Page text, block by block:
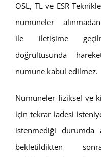
OSL, TL ve ESR
numuneler
ile iletişime
doğrultusunda
numune kabul edilmez.
Numuneler fiziksel ve
için tekrar iadesi
istenmediği
bekletildikten